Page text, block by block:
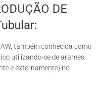
DE
também conhecida como
utilizando-se de arames
e externamente) no